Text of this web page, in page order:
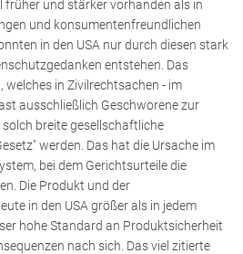
früher und stärker vorhanden als in
und konsumentenfreundlichen
in den USA nur durch diesen stark
entstehen. Das
in Zivilrechtsachen - im
ausschließlich Geschworene zur
breite gesellschaftliche
werden. Das hat die Ursache im
bei dem Gerichtsurteile die
Die Produkt und der
in den USA größer als in jedem
hohe Standard an Produktsicherheit
nach sich. Das viel zitierte